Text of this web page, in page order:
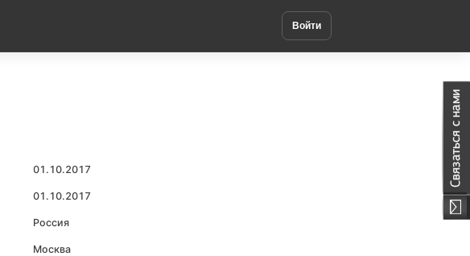
Войти
01.10.2017
01.10.2017
Россия
Москва